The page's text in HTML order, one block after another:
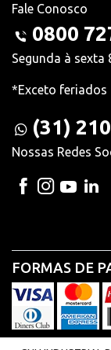
Fale Conosco
0800
Segunda à sexta
*Exceto feriados
(31)
Nossas Redes
FORMAS DE